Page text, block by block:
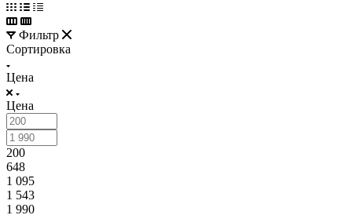
Фильтр
Сортировка
Цена
Цена
200
648
1 095
1 543
1 990